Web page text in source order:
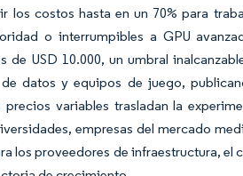
los costos hasta en un 70% para
o interrumpibles a GPU
de USD 10.000, un umbral
datos y equipos de juego,
precios variables trasladan la
empresas del mercado
los proveedores de infraestructura,